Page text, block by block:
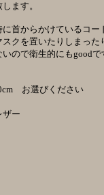
ます。
首からかけているコー
クを置いたりしまった
ので衛生的にもgoodで
お選びください
ザー